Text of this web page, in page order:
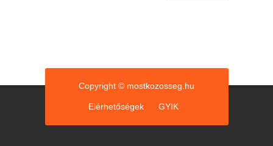
Copyright © mostkozosseg.hu
Elérhetőségek GYIK